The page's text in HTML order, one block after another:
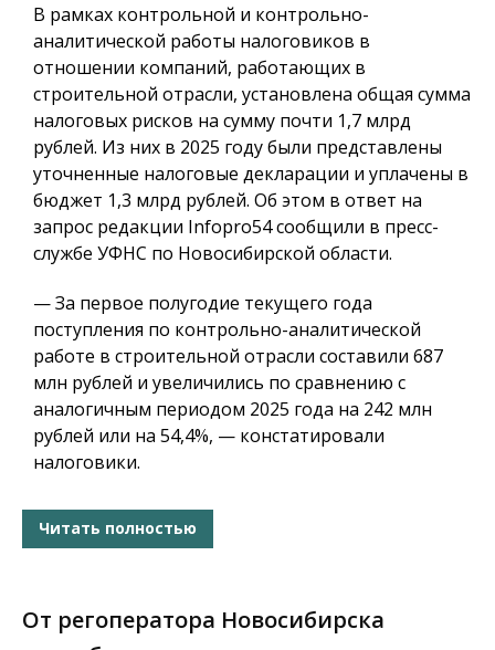
В рамках контрольной и контрольно-
аналитической работы налоговиков в
отношении компаний, работающих в
строительной отрасли, установлена общая сумма
налоговых рисков на сумму почти 1,7 млрд
рублей. Из них в 2025 году были представлены
уточненные налоговые декларации и уплачены в
бюджет 1,3 млрд рублей. Об этом в ответ на
запрос редакции Infopro54 сообщили в пресс-
службе УФНС по Новосибирской области.
— За первое полугодие текущего года
поступления по контрольно-аналитической
работе в строительной отрасли составили 687
млн рублей и увеличились по сравнению с
аналогичным периодом 2025 года на 242 млн
рублей или на 54,4%, — констатировали
налоговики.
Читать полностью
От регоператора Новосибирска